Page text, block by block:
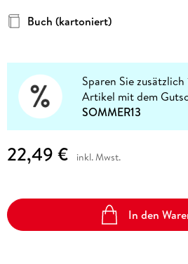
Buch (kartoniert)
Sparen Sie zusätzlich
Artikel mit dem
SOMMER13
22,49 € inkl. Mwst.
In den